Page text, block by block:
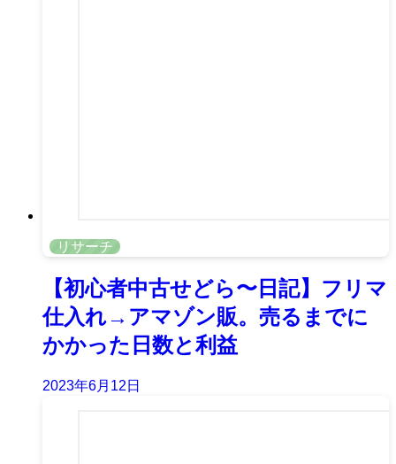
リサーチ
【初心者中古せどら〜日記】フリマ
仕入れ→アマゾン販。売るまでに
かかった日数と利益
2023年6月12日